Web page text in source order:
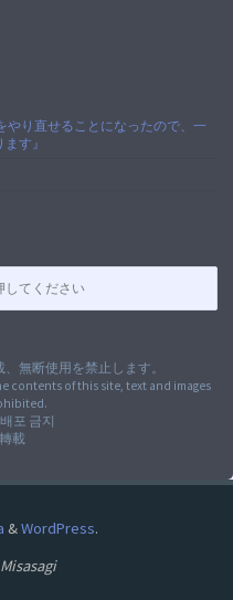
やり直せることになったので、一
す』
対
無断使用を禁止します。
contents of this site, text and images
포 금지
載
&WordPress.